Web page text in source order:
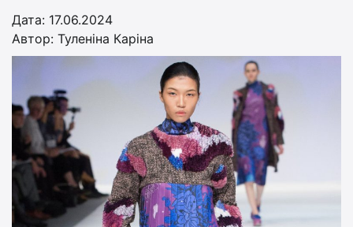
Дата: 17.06.2024
Автор: Туленіна Каріна